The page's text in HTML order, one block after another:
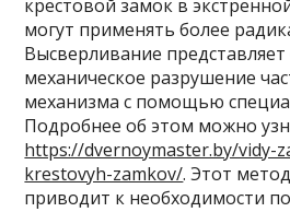
крестовой замок в
могут применять более
Высверливание представляет
механическое разрушение
механизма с помощью
Подробнее об этом можно
https://dvernoymaster.by/vidy-
krestovyh-zamkov/. Этот
приводит к необходимости